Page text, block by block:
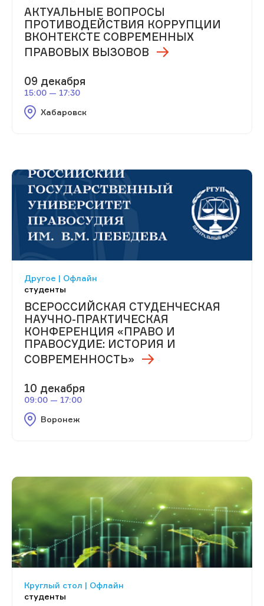
АКТУАЛЬНЫЕ ВОПРОСЫ
ПРОТИВОДЕЙСТВИЯ КОРРУПЦИИ
ВКОНТЕКСТЕ СОВРЕМЕННЫХ
ПРАВОВЫХ ВЫЗОВОВ
09 декабря
15:00 — 17:30
Хабаровск
Другое | Офлайн
студенты
ВСЕРОССИЙСКАЯ СТУДЕНЧЕСКАЯ
НАУЧНО-ПРАКТИЧЕСКАЯ
КОНФЕРЕНЦИЯ «ПРАВО И
ПРАВОСУДИЕ: ИСТОРИЯ И
СОВРЕМЕННОСТЬ»
10 декабря
09:00 — 17:00
Воронеж
Круглый стол | Офлайн
студенты